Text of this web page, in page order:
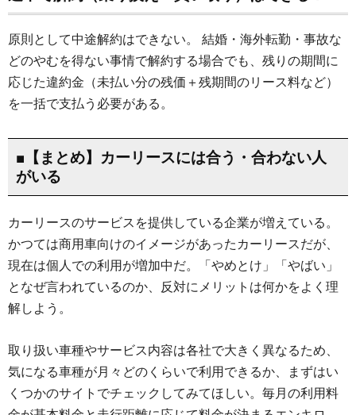
原則として中途解約はできない。 結婚・海外転勤・事故な
どのやむを得ない事情で解約する場合でも、残りの期間に
応じた違約金（未払い分の残価＋残期間のリース料など）
を一括で支払う必要がある。
■【まとめ】カーリースには合う・合わない人
がいる
カーリースのサービスを提供している企業が増えている。
かつては商用車向けのイメージがあったカーリースだが、
現在は個人での利用が増加中だ。「やめとけ」「やばい」
となぜ言われているのか、反対にメリットは何かをよく理
解しよう。
取り扱い車種やサービス内容は各社で大きく異なるため、
気になる車種が月々どのくらいで利用できるか、まずはい
くつかのサイトでチェックしてみてほしい。毎月の利用料